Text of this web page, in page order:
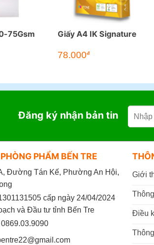
75Gsm
Giấy A4 IK Signature
78.000đ
Đăng ký nhận bản tin
PHẨM BẾN TRE
Đường Tán Kế, Phường An Hội,
cấp ngày 24/04/2024
và Đầu tư tỉnh Bến Tre
0869.03.9090
Giới
Điều